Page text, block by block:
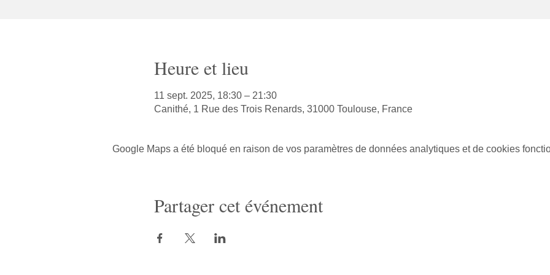
Heure et lieu
11 sept. 2025, 18:30 – 21:30
Canithé, 1 Rue des Trois Renards, 31000 Toulouse, France
Google Maps a été bloqué en raison de vos paramètres de données analytiques et de cookies
Partager cet événement